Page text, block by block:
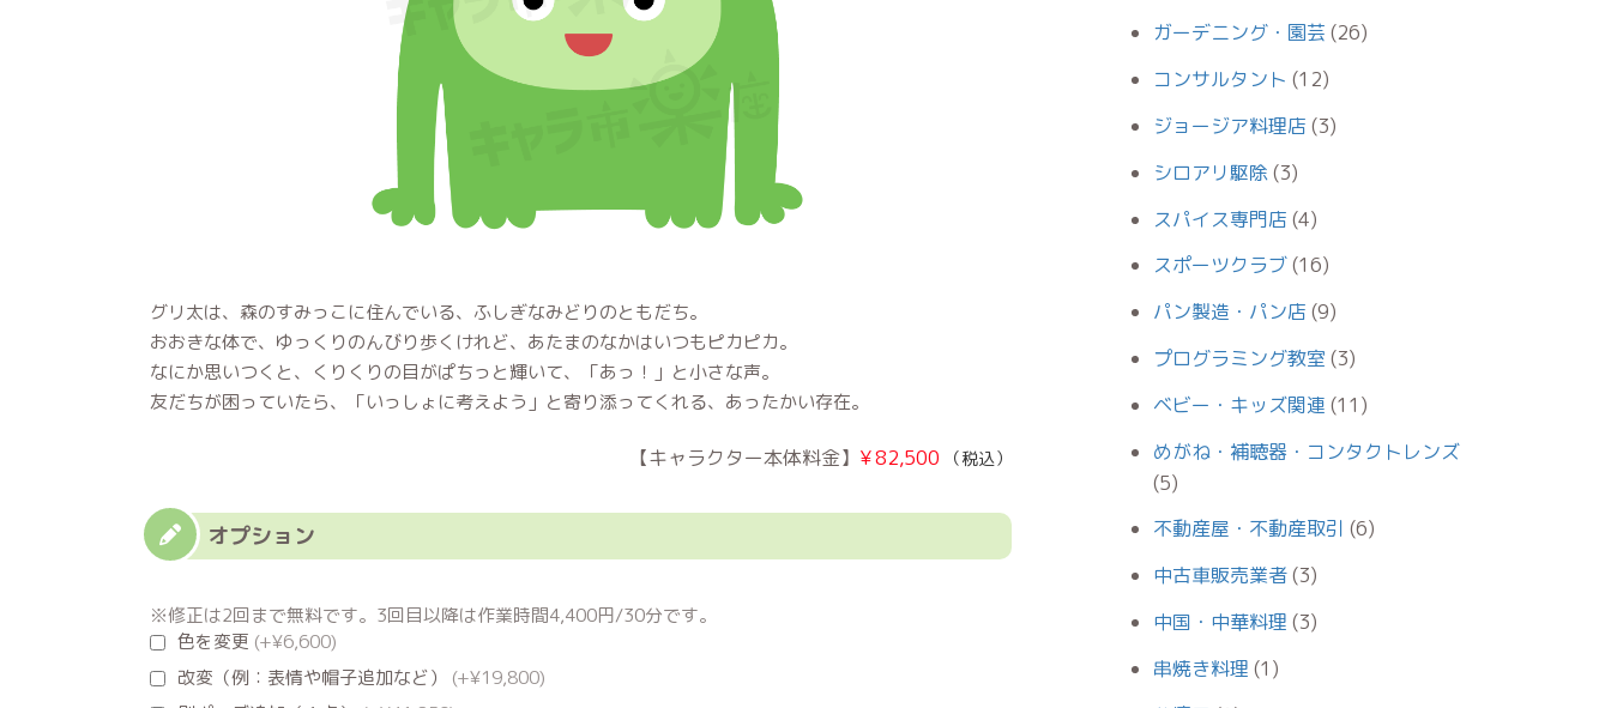
グリ太は、森のすみっこに住んでいる、ふしぎなみどりのともだち。
おおきな体で、ゆっくりのんびり歩くけれど、あたまのなかはいつもピカピカ。
なにか思いつくと、くりくりの目がぱちっと輝いて、「あっ！」と小さな声。
友だちが困っていたら、「いっしょに考えよう」と寄り添ってくれる、あったかい存在。
¥82,500 （税込）
オプション
※修正は2回まで無料です。3回目以降は作業時間4,400円/30分です。
色を変更 (+¥6,600)
改変（例：表情や帽子追加など） (+¥19,800)
ガーデニング・園芸 (26)
コンサルタント (12)
ジョージア料理店 (3)
シロアリ駆除(3)
スパイス専門店 (4)
スポーツクラブ(16)
パン製造・パン店 (9)
プログラミング教室 (3)
ベビー・キッズ関連 (11)
めがね・補聴器・コンタクトレンズ
(5)
不動産屋・不動産取引 (6)
中古車販売業者(3)
中国・中華料理 (3)
串焼き料理 (1)